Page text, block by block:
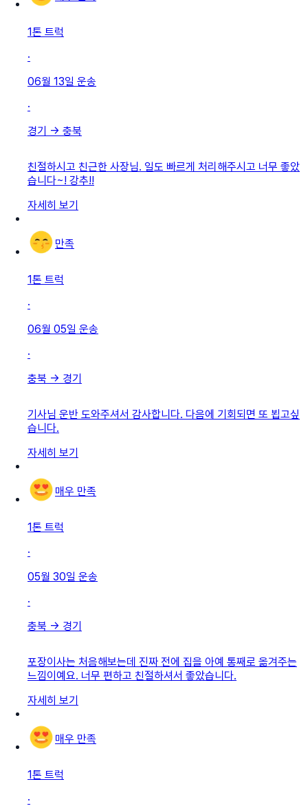
1톤 트럭
·
06월 13일 운송
·
경기 → 충북
친절하시고 친근한 사장님. 일도 빠르게 처리해주시고 너무 좋았
습니다~! 강추!!
자세히 보기
만족
1톤 트럭
·
06월 05일 운송
·
충북 → 경기
기사님 운반 도와주셔서 감사합니다. 다음에 기회되면 또 뵙고싶
습니다.
자세히 보기
매우 만족
1톤 트럭
·
05월 30일 운송
·
충북 → 경기
포장이사는 처음해보는데 진짜 전에 집을 아예 통째로 옮겨주는
느낌이예요. 너무 편하고 친절하셔서 좋았습니다.
자세히 보기
매우 만족
1톤 트럭
·